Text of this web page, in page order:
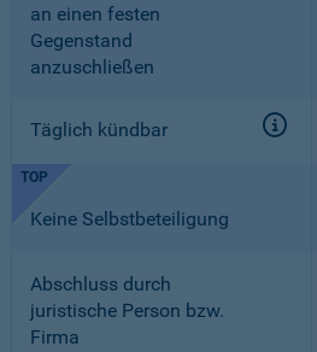
an einen festen
Gegenstand
anzuschließen
Täglich kündbar
TOP
Keine Selbstbeteiligung
Abschluss durch
juristische Person bzw.
Firma